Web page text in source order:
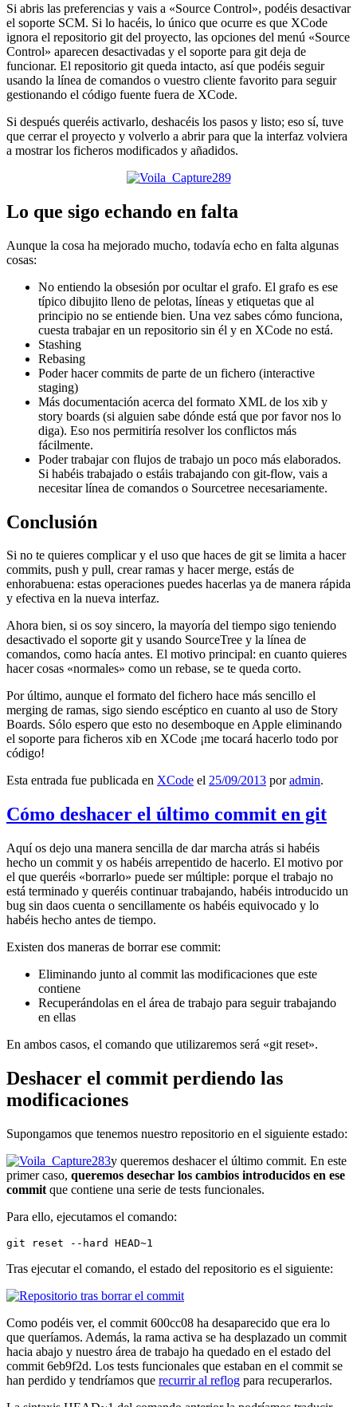
Si abris las preferencias y vais a «Source Control», podéis desactivar
el soporte SCM. Si lo hacéis, lo único que ocurre es que XCode
ignora el repositorio git del proyecto, las opciones del menú «Source
Control» aparecen desactivadas y el soporte para git deja de
funcionar. El repositorio git queda intacto, así que podéis seguir
usando la línea de comandos o vuestro cliente favorito para seguir
gestionando el código fuente fuera de XCode.
Si después queréis activarlo, deshacéis los pasos y listo; eso sí, tuve
que cerrar el proyecto y volverlo a abrir para que la interfaz volviera
a mostrar los ficheros modificados y añadidos.
Lo que sigo echando en falta
Aunque la cosa ha mejorado mucho, todavía echo en falta algunas
cosas:
No entiendo la obsesión por ocultar el grafo. El grafo es ese
típico dibujito lleno de pelotas, líneas y etiquetas que al
principio no se entiende bien. Una vez sabes cómo funciona,
cuesta trabajar en un repositorio sin él y en XCode no está.
Stashing
Rebasing
Poder hacer commits de parte de un fichero (interactive
staging)
Más documentación acerca del formato XML de los xib y
story boards (si alguien sabe dónde está que por favor nos lo
diga). Eso nos permitiría resolver los conflictos más
fácilmente.
Poder trabajar con flujos de trabajo un poco más elaborados.
Si habéis trabajado o estáis trabajando con git-flow, vais a
necesitar línea de comandos o Sourcetree necesariamente.
Conclusión
Si no te quieres complicar y el uso que haces de git se limita a hacer
commits, push y pull, crear ramas y hacer merge, estás de
enhorabuena: estas operaciones puedes hacerlas ya de manera rápida
y efectiva en la nueva interfaz.
Ahora bien, si os soy sincero, la mayoría del tiempo sigo teniendo
desactivado el soporte git y usando SourceTree y la línea de
comandos, como hacía antes. El motivo principal: en cuanto quieres
hacer cosas «normales» como un rebase, se te queda corto.
Por último, aunque el formato del fichero hace más sencillo el
merging de ramas, sigo siendo escéptico en cuanto al uso de Story
Boards. Sólo espero que esto no desemboque en Apple eliminando
el soporte para ficheros xib en XCode ¡me tocará hacerlo todo por
código!
Esta entrada fue publicada en XCode el 25/09/2013 poradmin.
Cómo deshacer el último commit en git
Aquí os dejo una manera sencilla de dar marcha atrás si habéis
hecho un commit y os habéis arrepentido de hacerlo. El motivo por
el que queréis «borrarlo» puede ser múltiple: porque el trabajo no
está terminado y queréis continuar trabajando, habéis introducido un
bug sin daos cuenta o sencillamente os habéis equivocado y lo
habéis hecho antes de tiempo.
Existen dos maneras de borrar ese commit:
Eliminando junto al commit las modificaciones que este
contiene
Recuperándolas en el área de trabajo para seguir trabajando
en ellas
En ambos casos, el comando que utilizaremos será «git reset».
Deshacer el commit perdiendo las
modificaciones
Supongamos que tenemos nuestro repositorio en el siguiente estado:
y queremos deshacer el último commit. En este
primer caso, queremos desechar los cambios introducidos en ese
commit que contiene una serie de tests funcionales.
Para ello, ejecutamos el comando:
git reset --hard HEAD~1
Tras ejecutar el comando, el estado del repositorio es el siguiente:
Como podéis ver, el commit 600cc08 ha desaparecido que era lo
que queríamos. Además, la rama activa se ha desplazado un commit
hacia abajo y nuestro área de trabajo ha quedado en el estado del
commit 6eb9f2d. Los tests funcionales que estaban en el commit se
han perdido y tendríamos que recurrir al reflog para recuperarlos.